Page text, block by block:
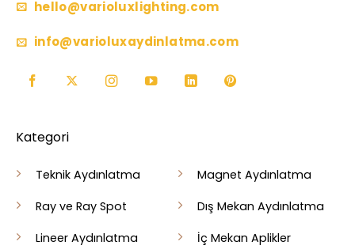
hello@varioluxlighting.com
info@varioluxaydinlatma.com
Kategori
Teknik Aydınlatma
Ray ve Ray Spot
Lineer Aydınlatma
Magnet Aydınlatma
Dış Mekan Aydınlatma
İç Mekan Aplikler